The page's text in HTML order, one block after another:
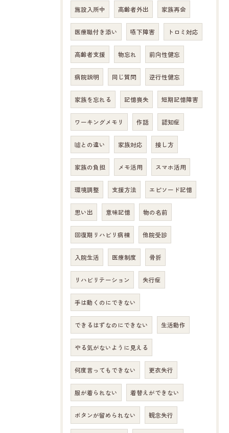
施設入所中 高齢者外出 家族再会
医療職付き添い 嚥下障害 トロミ対応
高齢者支援 物忘れ 前向性健忘
病院説明 同じ質問 逆行性健忘
家族を忘れる 記憶喪失 短期記憶障害
ワーキングメモリ 作話 認知症
噓との違い 家族対応 接し方
家族の負担 メモ活用 スマホ活用
環境調整 支援方法 エピソード記憶
思い出 意味記憶 物の名前
回復期リハビリ病棟 他院受診
入院生活 医療制度 骨折
リハビリテーション 失行症
手は動くのにできない
できるはずなのにできない 生活動作
やる気がないように見える
何度言ってもできない 更衣失行
服が着られない 着替えができない
ボタンが留められない 観念失行